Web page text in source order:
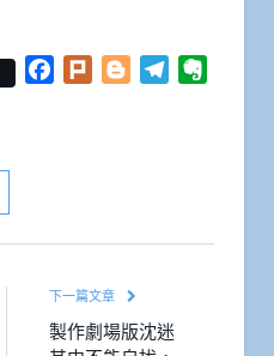
Facebook
Plurk BloggerTelegram
下一篇文章
製作劇場版沈迷